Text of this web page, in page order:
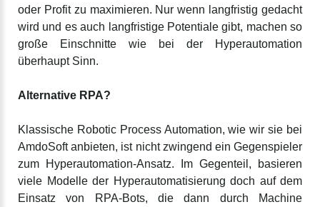
oder Profit zu maximieren. Nur wenn langfristig gedacht
wird und es auch langfristige Potentiale gibt, machen so
große Einschnitte wie bei der Hyperautomation
überhaupt Sinn.
Alternative RPA?
Klassische Robotic Process Automation, wie wir sie bei
AmdoSoft anbieten, ist nicht zwingend ein Gegenspieler
zum Hyperautomation-Ansatz. Im Gegenteil, basieren
viele Modelle der Hyperautomatisierung doch auf dem
Einsatz von RPA-Bots, die dann durch Machine